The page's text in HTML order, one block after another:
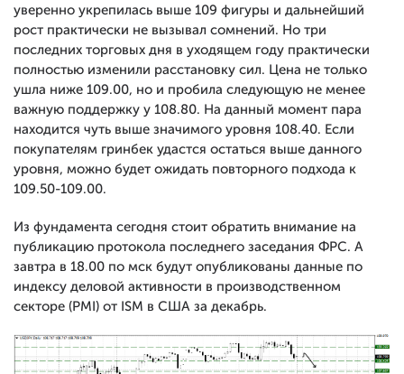
уверенно укрепилась выше 109 фигуры и дальнейший
рост практически не вызывал сомнений. Но три
последних торговых дня в уходящем году практически
полностью изменили расстановку сил. Цена не только
ушла ниже 109.00, но и пробила следующую не менее
важную поддержку у 108.80. На данный момент пара
находится чуть выше значимого уровня 108.40. Если
покупателям гринбек удастся остаться выше данного
уровня, можно будет ожидать повторного подхода к
109.50-109.00.
Из фундамента сегодня стоит обратить внимание на
публикацию протокола последнего заседания ФРС. А
завтра в 18.00 по мск будут опубликованы данные по
индексу деловой активности в производственном
секторе (PMI) от ISM в США за декабрь.